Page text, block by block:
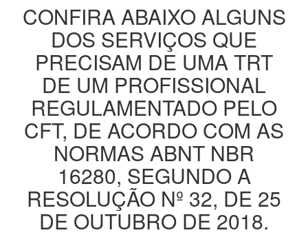
CONFIRA ABAIXO ALGUNS
DOS SERVIÇOS QUE
PRECISAM DE UMA TRT
DE UM PROFISSIONAL
REGULAMENTADO PELO
CFT, DE ACORDO COM AS
NORMAS ABNT NBR
16280, SEGUNDO A
RESOLUÇÃO Nº 32, DE 25
DE OUTUBRO DE 2018.